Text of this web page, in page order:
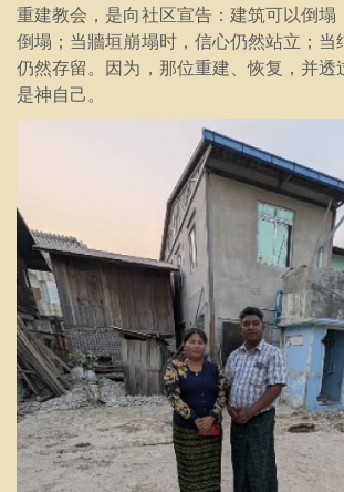
重建教会，是向社区宣告：建筑可以倒塌
倒塌；当牆垣崩塌时，信心仍然站立；当
仍然存留。因为，那位重建、恢复，并透
是神自己。